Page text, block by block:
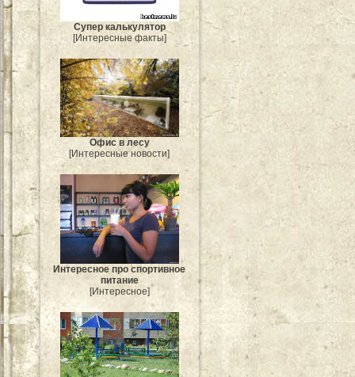
Супер калькулятор
[Интересные факты]
Офис в лесу
[Интересные новости]
Интересное про спортивное
питание
[Интересное]